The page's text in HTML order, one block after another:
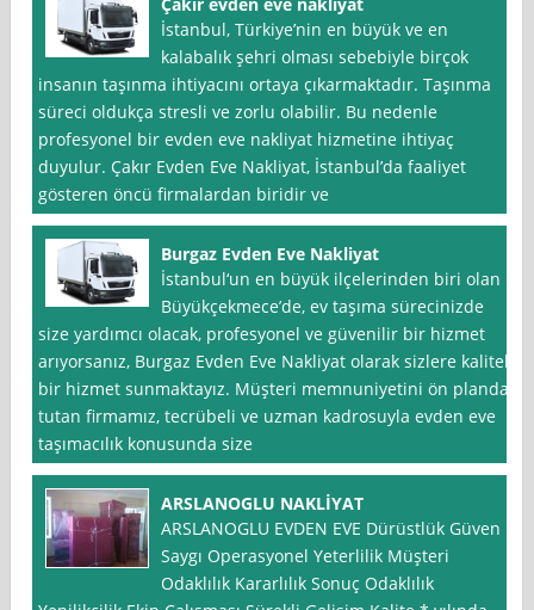
İstanbul, Türkiye’nin en büyük ve en
kalabalık şehri olması sebebiyle birçok
insanın taşınma ihtiyacını ortaya çıkarmaktadır. Taşınma
süreci oldukça stresli ve zorlu olabilir. Bu nedenle
profesyonel bir evden eve nakliyat hizmetine ihtiyaç
duyulur. Çakır Evden Eve Nakliyat, İstanbul’da faaliyet
gösteren öncü firmalardan biridir ve
Burgaz Evden Eve Nakliyat
İstanbul‘un en büyük ilçelerinden biri olan
Büyükçekmece’de, ev taşıma sürecinizde
size yardımcı olacak, profesyonel ve güvenilir bir hizmet
arıyorsanız, Burgaz Evden Eve Nakliyat olarak sizlere kaliteli
bir hizmet sunmaktayız. Müşteri memnuniyetini ön planda
tutan firmamız, tecrübeli ve uzman kadrosuyla evden eve
taşımacılık konusunda size
ARSLANOGLU NAKLİYAT
ARSLANOGLU EVDEN EVE Dürüstlük Güven
Saygı Operasyonel Yeterlilik Müşteri
Odaklılık Kararlılık Sonuç Odaklılık